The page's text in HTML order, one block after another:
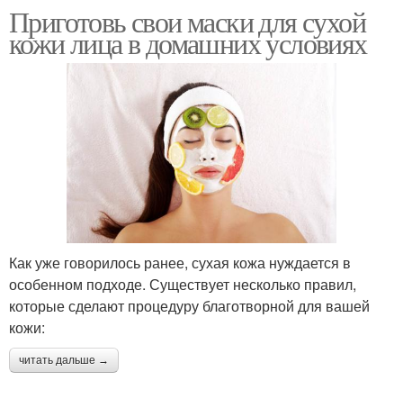
Приготовь свои маски для сухой
кожи лица в домашних условиях
Как уже говорилось ранее, сухая кожа нуждается в
особенном подходе. Существует несколько правил,
которые сделают процедуру благотворной для вашей
кожи:
читать дальше →